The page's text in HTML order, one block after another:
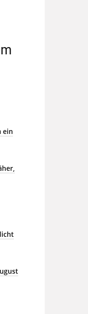
ein